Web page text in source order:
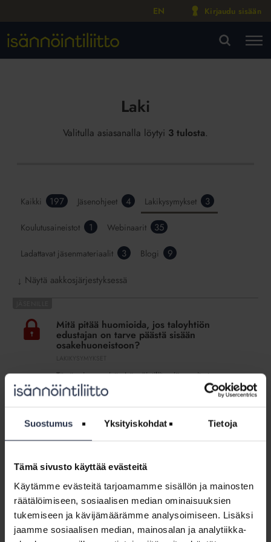
Suostumus Yksityiskohdat Tietoja
Tämä sivusto käyttää evästeitä
Käytämme evästeitä tarjoamamme sisällön ja mainosten
räätälöimiseen, sosiaalisen median ominaisuuksien
tukemiseen ja kävijämäärämme analysoimiseen. Lisäksi
jaamme sosiaalisen median, mainosalan ja analytiikka-
EN Kirjaudu sisään
Laki
Valitulla asiasanalla löytyi 3 tulosta.
Kaikki 197 Jäsenohjeet 4 Lakikysymykset 3
Koulutusaineistot 1 Webinaarit 35
Ladattavat jäsenmateriaalit 3 Blogi 9
↓ Näytä aakkosjärjestyksessä
pitää
huomioida,
edustajan
on
tarve
sisään
osakehuoneistoon?
Mitä pitää huomioida, jos taloyhtiön
edustajan on tarve päästä sisään
osakehuoneistoon?
Tämä osio on rajattu Isännöintiliiton jäsenyritysten
henkilökunnalle. Kirjaudu sisään
Lakikysymys:
tuli
heinäkuussa
2021.
Mistä
muutoksessa
Lakikysymys: Jätelain muutos tuli voimaan
kyse?
Lakiasiantuntija vastaa
Lakikysymys: